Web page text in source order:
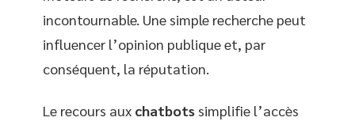
incontournable. Une simple recherche peut
influencer l’opinion publique et, par
conséquent, la réputation.
Le recours aux chatbots simplifie l’accès